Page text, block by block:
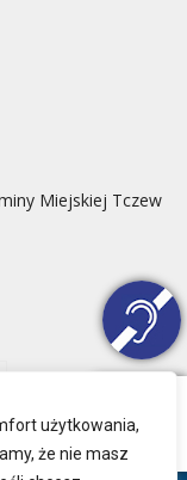
użytkowania,
że nie masz
Miejskiej Tczew
Osobowych